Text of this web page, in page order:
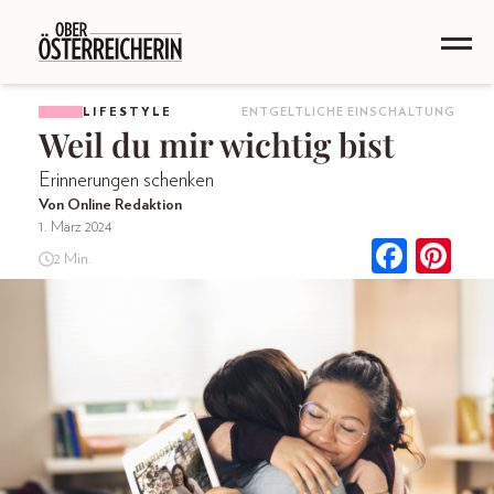
LIFESTYLE ENTGELTLICHE EINSCHALTUNG
Weil du mir wichtig bist
Erinnerungen schenken
Von Online Redaktion
1. März 2024
2 Min.